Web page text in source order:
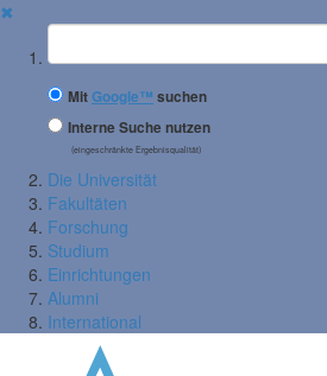
✖
Suchbegriff
MitGoogle™ suchen
Interne Suche nutzen
(eingeschränkte Ergebnisqualität)
Die Universität
Fakultäten
Forschung
Studium
Einrichtungen
Alumni
International